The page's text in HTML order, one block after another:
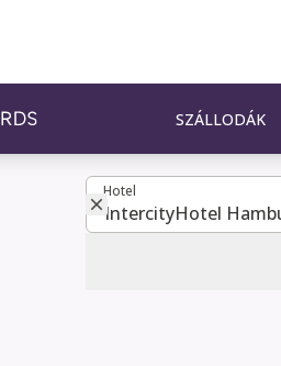
SZÁLLODÁK
Hotel
Hotel